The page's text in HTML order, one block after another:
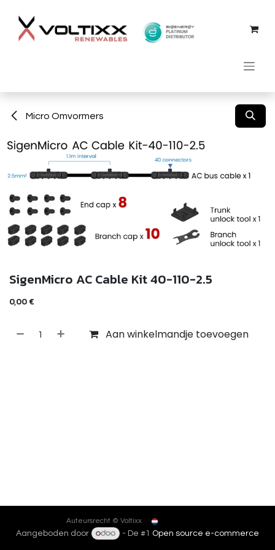
Micro Omvormers
SigenMicro AC Cable Kit 40-110-2.5
0,00 €
Aan winkelmandje toevoegen
Auteursrecht © Voltixx
Aangeboden door - De #1 Open source e-commerce